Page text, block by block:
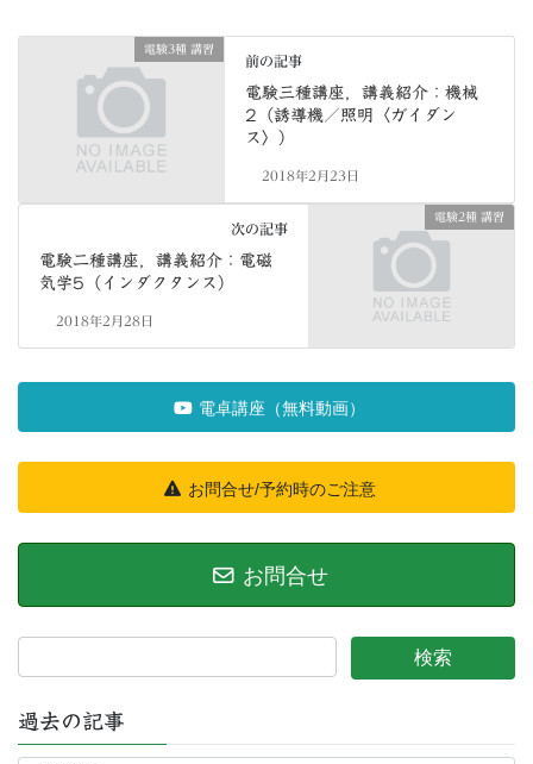
電験3種 講習
前の記事
電験三種講座，講義紹介：機械
2（誘導機／照明〈ガイダン
ス〉）
2018年2月23日
電験2種 講習
次の記事
電験二種講座，講義紹介：電磁
気学5（インダクタンス）
2018年2月28日
電卓講座（無料動画）
お問合せ/予約時のご注意
お問合せ
過去の記事
過